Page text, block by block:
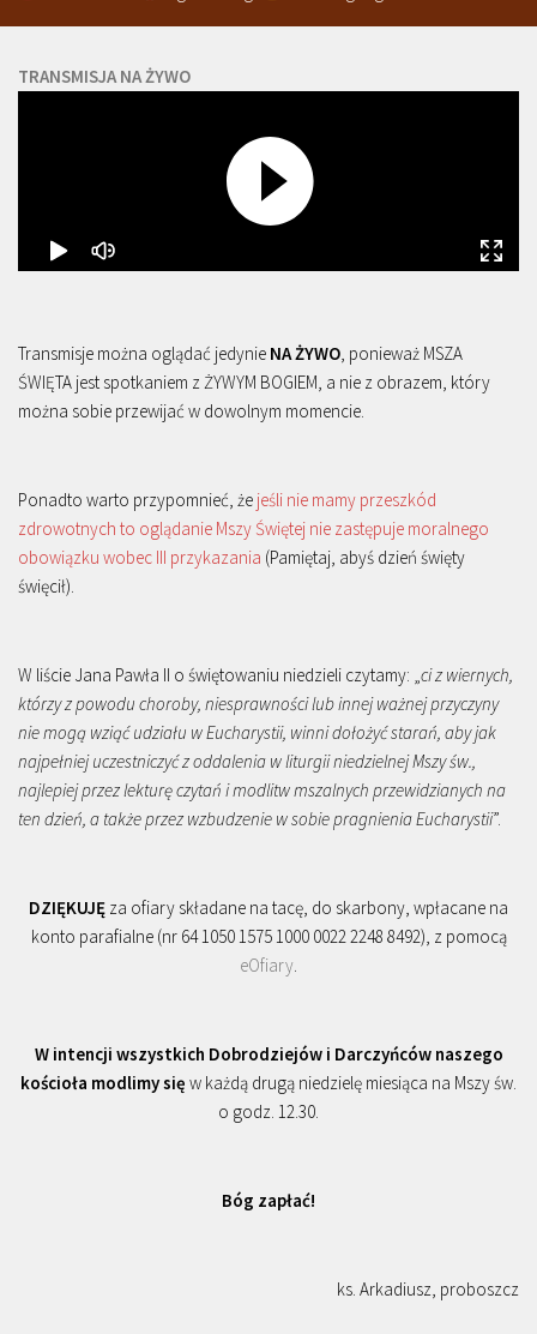
TRANSMISJA NA ŻYWO
Transmisje można oglądać jedynie NA ŻYWO , ponieważ MSZA
ŚWIĘTA jest spotkaniem z ŻYWYM BOGIEM, a nie z obrazem, który
można sobie przewijać w dowolnym momencie.
Ponadto warto przypomnieć, że jeśli nie mamy przeszkód
zdrowotnych to oglądanie Mszy Świętej nie zastępuje moralnego
obowiązku wobec III przykazania (Pamiętaj, abyś dzień święty
święcił).
W liście Jana Pawła II o świętowaniu niedzieli czytamy: „ ci z wiernych,
którzy z powodu choroby, niesprawności lub innej ważnej przyczyny
nie mogą wziąć udziału w Eucharystii, winni dołożyć starań, aby jak
najpełniej uczestniczyć z oddalenia w liturgii niedzielnej Mszy św.,
najlepiej przez lekturę czytań i modlitw mszalnych przewidzianych na
ten dzień, a także przez wzbudzenie w sobie pragnienia Eucharystii”.
DZIĘKUJĘ za ofiary składane na tacę, do skarbony, wpłacane na
konto parafialne (nr 64 1050 1575 1000 0022 2248 8492), z pomocą
eOfiary
W intencji wszystkich Dobrodziejów i Darczyńców naszego
kościoła modlimy się w każdą drugą niedzielę miesiąca na Mszy św.
o godz. 12.30.
Bóg zapłać!
ks. Arkadiusz, proboszcz